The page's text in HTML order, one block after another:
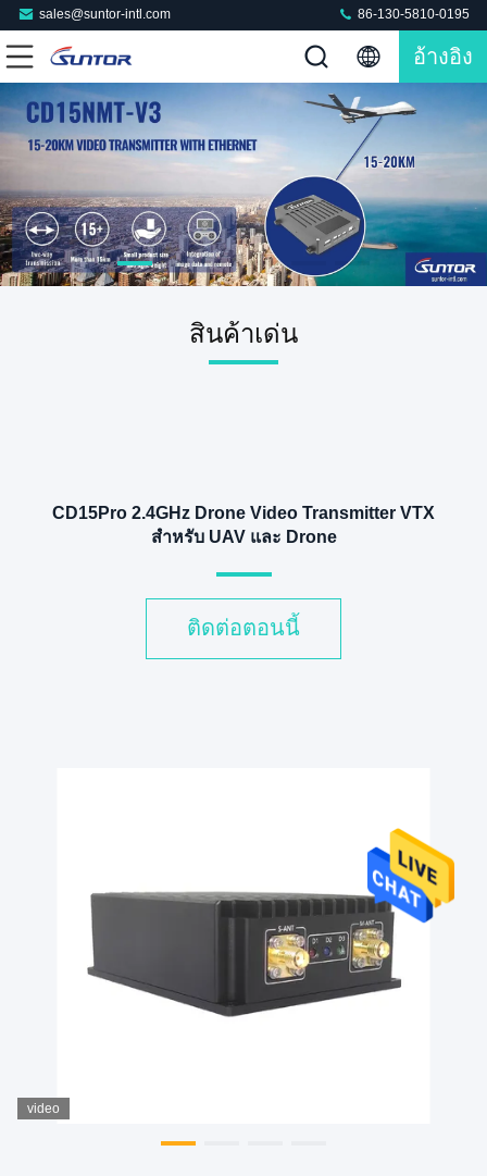
sales@suntor-intl.com 86-130-5810-0195
อ้างอิง
สินค้าเด่น
CD15Pro 2.4GHz Drone Video Transmitter VTX
สําหรับ UAV และ Drone
ติดต่อตอนนี้
video